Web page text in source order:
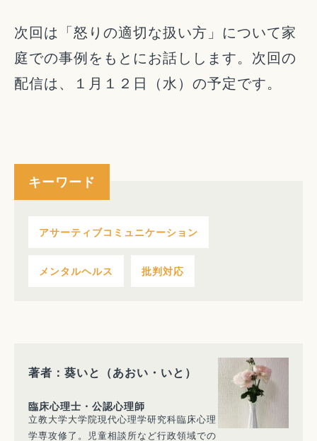
次回は「怒りの適切な扱い方」について家
庭での事例をもとにお話しします。次回の
配信は、１月１２日（水）の予定です。
キーワード
アサーティブコミュニケーション
メンタルヘルス 批判対応
著者：葵いと（あおい・いと）
臨床心理士・公認心理師
立教大学大学院現代心理学研究科臨床心理
学専攻修了。児童相談所など行政領域での